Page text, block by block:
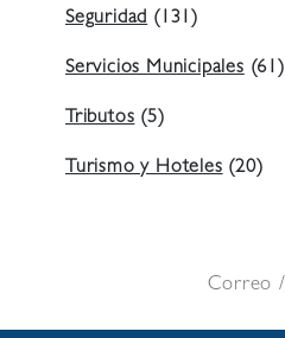
Seguridad(131)
Servicios Municipales(61)
Tributos(5)
Turismo y Hoteles(20)
Correo